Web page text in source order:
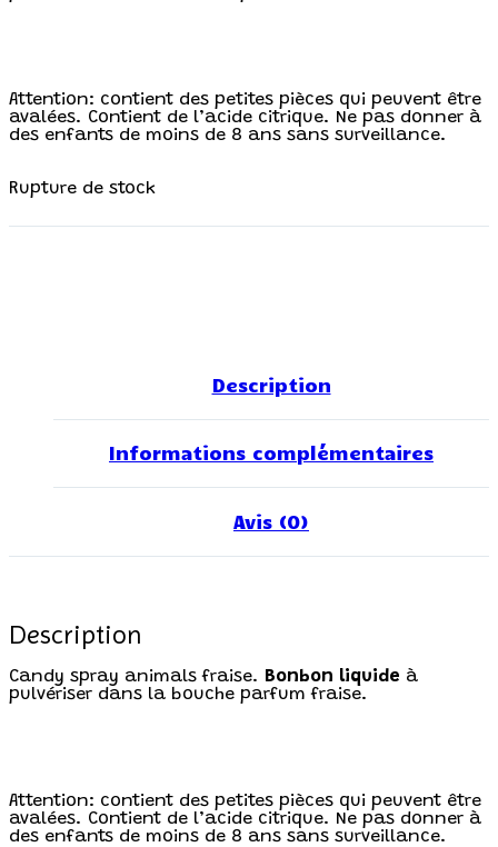
Attention: contient des petites pièces qui peuvent être
avalées. Contient de l’acide citrique. Ne pas donner à
des enfants de moins de 8 ans sans surveillance.
Rupture de stock
Description
Informations complémentaires
Avis (0)
Description
Candy spray animals fraise. Bonbon liquide à
pulvériser dans la bouche parfum fraise.
Attention: contient des petites pièces qui peuvent être
avalées. Contient de l’acide citrique. Ne pas donner à
des enfants de moins de 8 ans sans surveillance.